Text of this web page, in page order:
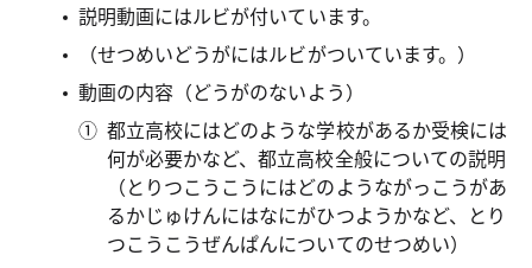
説明動画にはルビが付いています。
（せつめいどうがにはルビがついています。）
動画の内容（どうがのないよう）
都立高校にはどのような学校があるか受検には
何が必要かなど、都立高校全般についての説明
（とりつこうこうにはどのようながっこうがあ
るかじゅけんにはなにがひつようかなど、とり
つこうこうぜんぱんについてのせつめい）